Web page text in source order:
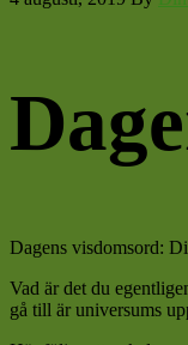
Dagens visdomsord:
Vad är det du
gå till är universums